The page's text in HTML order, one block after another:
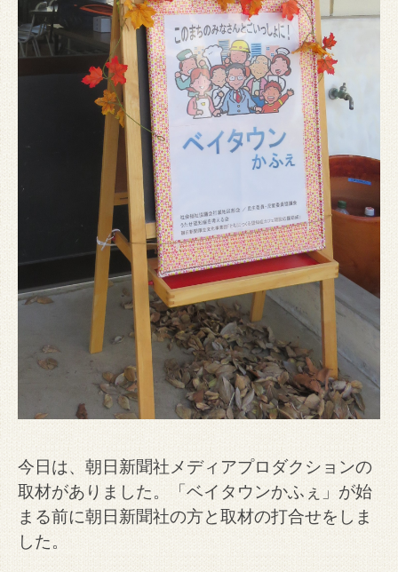
今日は、朝日新聞社メディアプロダクションの
取材がありました。「ベイタウンかふぇ」が始
まる前に朝日新聞社の方と取材の打合せをしま
した。